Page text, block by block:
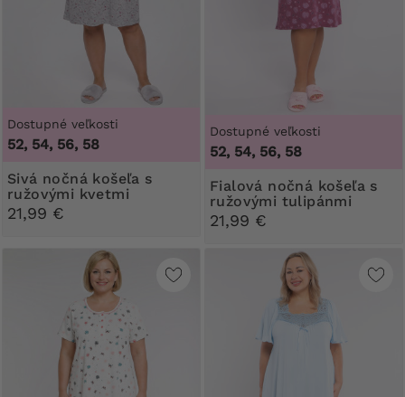
Dostupné veľkosti
52, 54, 56, 58
Sivá nočná košeľa s
ružovými kvetmi
21,99 €
Dostupné veľkosti
52, 54, 56, 58
Fialová nočná košeľa s
ružovými tulipánmi
21,99 €